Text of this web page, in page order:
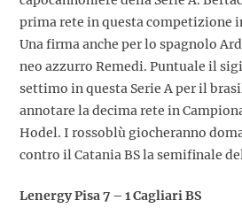
prima rete in questa competizione
Una firma anche per lo spagnolo
neo azzurro Remedi. Puntuale il
settimo in questa Serie A per il
annotare la decima rete in
Hodel. I rossoblù giocheranno
contro il Catania BS la semifinale
Lenergy Pisa 7 – 1 Cagliari BS